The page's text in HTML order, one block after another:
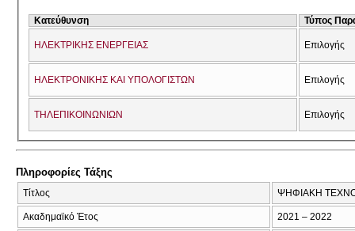
Κατεύθυνση Τύπος
ΗΛΕΚΤΡΙΚΗΣ ΕΝΕΡΓΕΙΑΣ Επιλογής
ΗΛΕΚΤΡΟΝΙΚΗΣ ΚΑΙ ΥΠΟΛΟΓΙΣΤΩΝ Επιλογής
ΤΗΛΕΠΙΚΟΙΝΩΝΙΩΝ Επιλογής
Πληροφορίες Τάξης
Τίτλος ΨΗΦΙΑΚΗ
Ακαδημαϊκό Έτος 2021 – 2022